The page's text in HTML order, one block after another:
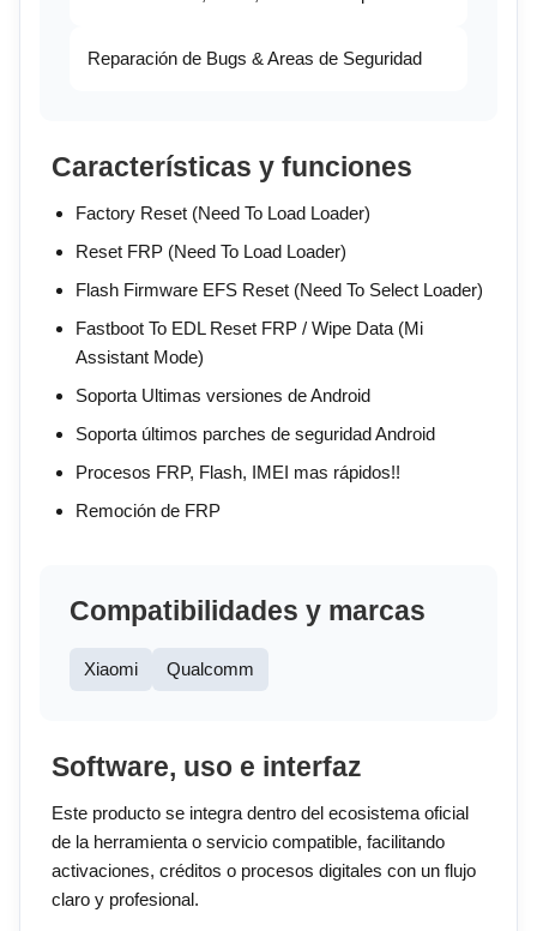
Reparación de Bugs & Areas de Seguridad
Características y funciones
Factory Reset (Need To Load Loader)
Reset FRP (Need To Load Loader)
Flash Firmware EFS Reset (Need To Select Loader)
Fastboot To EDL Reset FRP / Wipe Data (Mi
Assistant Mode)
Soporta Ultimas versiones de Android
Soporta últimos parches de seguridad Android
Procesos FRP, Flash, IMEI mas rápidos!!
Remoción de FRP
Compatibilidades y marcas
Xiaomi Qualcomm
Software, uso e interfaz
Este producto se integra dentro del ecosistema oficial
de la herramienta o servicio compatible, facilitando
activaciones, créditos o procesos digitales con un flujo
claro y profesional.